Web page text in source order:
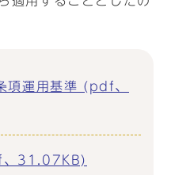
項運用基準 (pdf、
、31.07KB)